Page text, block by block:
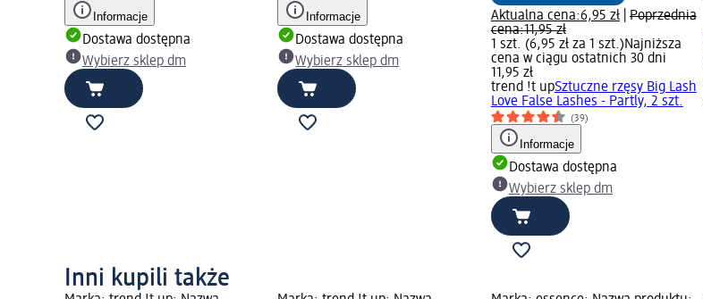
Informacje
Dostawa dostępna
Wybierz sklep dm
Informacje
Dostawa dostępna
Wybierz sklep dm
Aktualna cena:6,95 zł|Poprzednia
cena:11,95 zł
1 szt. (6,95 zł za 1 szt.)Najniższa
cena w ciągu ostatnich 30 dni
11,95 zł
trend !t upSztuczne rzęsy Big Lash
Love False Lashes - Partly, 2 szt.
(39)
Informacje
Dostawa dostępna
Wybierz sklep dm
Inni kupili także